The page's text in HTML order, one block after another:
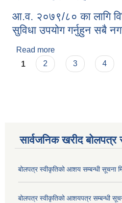
आ.व. २०७९/८० का लागि
सुविधा उपयोग गर्नुहुन सबै
Read more
सुविधा उपयोग गर्नुहुन
Pages
1 2 3 4
सार्वजनिक खरीद बोलपत्र
बोलपत्र स्वीकृतिको आशय सम्बन्धी सूचना
बोलपत्र स्वीकृतिको आशयपत्र सम्बन्धी